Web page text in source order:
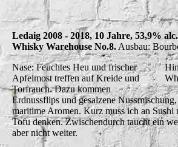
Ledaig 2008 - 2018, 10 Jahre, 53,9%
Whisky Warehouse No.8. Ausbau:
Nase: Feuchtes Heu und frischer
Apfelmost treffen auf Kreide und
Torfrauch. Dazu kommen
Erdnussflips und gesalzene
maritime Aromen. Kurz muss ich an Sushi
Tofu denken. Zwischendurch taucht ein
aber nicht weiter.